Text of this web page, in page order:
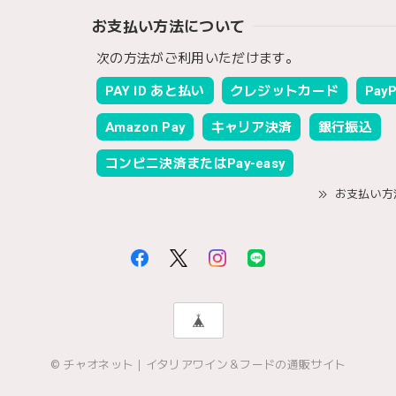
お支払い方法について
次の方法がご利用いただけます。
PAY ID あと払い クレジットカード
Amazon Pay キャリア決済 銀行振込
コンビニ決済またはPay-easy
お支払い
© チャオネット｜イタリアワイン＆フードの通販サイト